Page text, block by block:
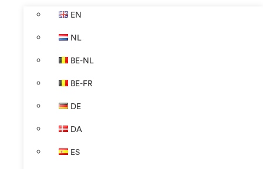
EN
NL
BE-NL
BE-FR
DE
DA
ES